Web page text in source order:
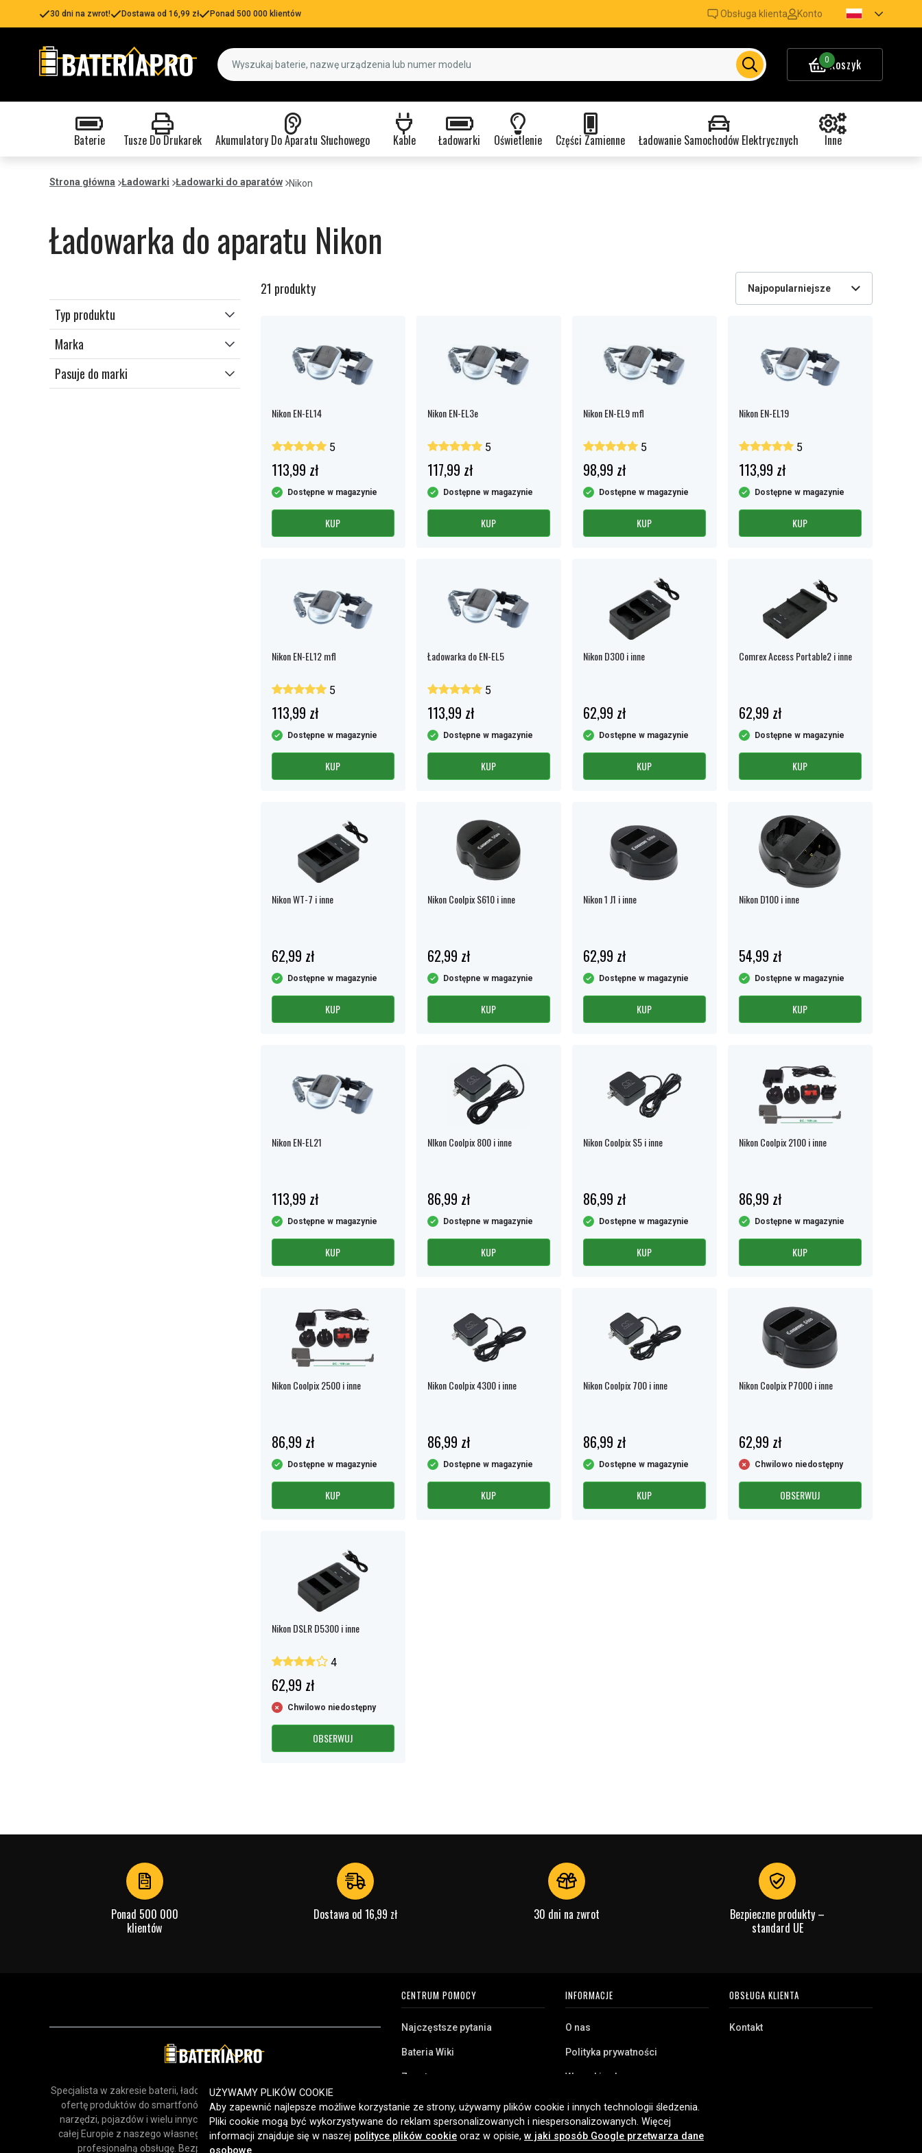
30 dni na zwrot! Dostawa od 16,99 zł Ponad 500 000 klientów Obsługa klienta Konto
0Koszyk
Baterie Tusze Do Drukarek Akumulatory Do Aparatu Słuchowego Kable Ładowarki Oświetlenie Części Zamienne Ładowanie Samochodów Elektrycznych Inne
Strona główna Ładowarki Ładowarki do aparatów Nikon
Ładowarka do aparatu Nikon
Typ produktu
Marka
Pasuje do marki
21 produkty Najpopularniejsze
Nikon EN-EL14
5
113,99 zł
Dostępne w magazynie
KUP
Nikon EN-EL3e
5
117,99 zł
Dostępne w magazynie
KUP
Nikon EN-EL9 mfl
5
98,99 zł
Dostępne w magazynie
KUP
Nikon EN-EL19
5
113,99 zł
Dostępne w magazynie
KUP
Nikon EN-EL12 mfl
5
113,99 zł
Dostępne w magazynie
KUP
Ładowarka do EN-EL5
5
113,99 zł
Dostępne w magazynie
KUP
Nikon D300 i inne
62,99 zł
Dostępne w magazynie
KUP
Comrex Access Portable2 i inne
62,99 zł
Dostępne w magazynie
KUP
Nikon WT-7 i inne
62,99 zł
Dostępne w magazynie
KUP
Nikon Coolpix S610 i inne
62,99 zł
Dostępne w magazynie
KUP
Nikon 1 J1 i inne
62,99 zł
Dostępne w magazynie
KUP
Nikon D100 i inne
54,99 zł
Dostępne w magazynie
KUP
Nikon EN-EL21
113,99 zł
Dostępne w magazynie
KUP
NIkon Coolpix 800 i inne
86,99 zł
Dostępne w magazynie
KUP
Nikon Coolpix S5 i inne
86,99 zł
Dostępne w magazynie
KUP
Nikon Coolpix 2100 i inne
86,99 zł
Dostępne w magazynie
KUP
Nikon Coolpix 2500 i inne
86,99 zł
Dostępne w magazynie
KUP
Nikon Coolpix 4300 i inne
86,99 zł
Dostępne w magazynie
KUP
Nikon Coolpix 700 i inne
86,99 zł
Dostępne w magazynie
KUP
Nikon Coolpix P7000 i inne
62,99 zł
Chwilowo niedostępny
OBSERWUJ
Nikon DSLR D5300 i inne
4
62,99 zł
Chwilowo niedostępny
OBSERWUJ
Ponad 500 000
klientów
Dostawa od 16,99 zł 30 dni na zwrot
Bezpieczne produkty –
standard UE
Specjalista w zakresie baterii, ładowarek i akcesoriów. Odkryj naszą szeroką
ofertę produktów do smartfonów, urządzeń gospodarstwa domowego,
narzędzi, pojazdów i wielu innych zastosowań. Dostarczamy klientom w
całej Europie z naszego własnego magazynu, oferując szybką dostawę i
profesjonalną obsługę. Bezpieczne zakupy online od 2006 roku.
CENTRUM POMOCY
Najczęstsze pytania
Bateria Wiki
Zwrot
Klient biznesowy
Jaką baterię posiadam?
INFORMACJE
O nas
Polityka prywatności
Warunki zakupu
Pliki cookie
OBSŁUGA KLIENTA
Kontakt
UŻYWAMY PLIKÓW COOKIE
Aby zapewnić najlepsze możliwe korzystanie ze strony, używamy plików cookie i innych technologii śledzenia.
Pliki cookie mogą być wykorzystywane do reklam spersonalizowanych i niespersonalizowanych. Więcej
informacji znajduje się w naszej polityce plików cookie oraz w opisie, w jaki sposób Google przetwarza dane
osobowe